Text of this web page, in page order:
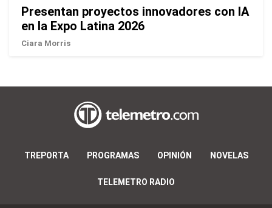
Presentan proyectos innovadores con IA
en la Expo Latina 2026
Ciara Morris
TREPORTA PROGRAMAS OPINIÓN NOVELAS
TELEMETRO RADIO